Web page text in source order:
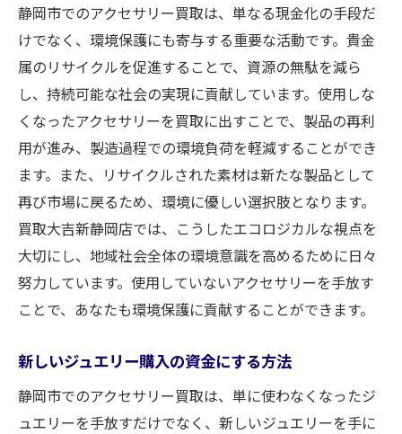
静岡市でのアクセサリー買取は、単なる現金化の手段だ
けでなく、環境保護にも寄与する重要な活動です。貴金
属のリサイクルを促進することで、資源の無駄を減ら
し、持続可能な社会の実現に貢献しています。使用しな
くなったアクセサリーを買取に出すことで、製品の再利
用が進み、製造過程での環境負荷を軽減することができ
ます。また、リサイクルされた素材は新たな製品として
再び市場に戻るため、環境に優しい選択肢となります。
買取大吉新静岡店では、こうしたエコロジカルな視点を
大切にし、地域社会全体の環境意識を高めるために日々
努力しています。使用していないアクセサリーを手放す
ことで、あなたも環境保護に貢献することができます。
新しいジュエリー購入の資金にする方法
静岡市でのアクセサリー買取は、単に使わなくなったジ
ュエリーを手放すだけでなく、新しいジュエリーを手に